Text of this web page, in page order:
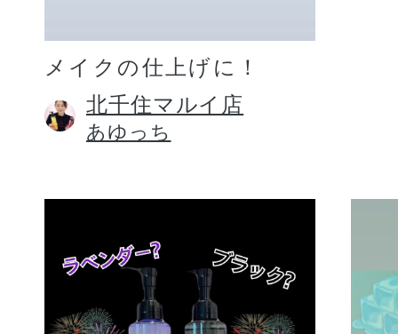
メイクの仕上げに！
北千住マルイ店
あゆっち